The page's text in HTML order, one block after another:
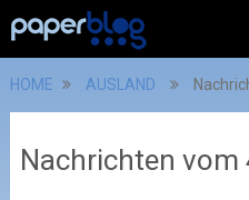
HOME AUSLAND
Nachrichten vom